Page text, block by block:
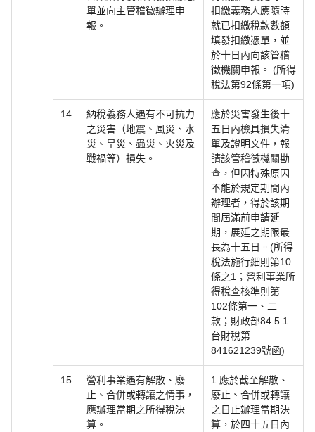
單並向主管稽徵辦理申
報。
扣繳義務人應隨時
就已扣繳稅款數額
填發扣繳憑單，並
於十日內向該管稽
徵機關申報。 (所得
稅法第92條第一項)
14
納稅義務人遇有不可抗力
之災害（地震、風災、水
災、旱災、蟲災、火災及
戰禍等）損失。
應於災害發生後十
五日內檢具損失清
單及證明文件，報
請該管稽徵機關勘
查，但因特殊原因
不能於規定期間內
辦理者，得於該期
間屆滿前申請延
期，展延之期限最
長為十五日。(所得
稅法施行細則第10
條之1；營利事業所
得稅查核準則第
102條第一、二
款；財政部84.5.1.
台財稅第
841621239號函)
15
營利事業遇有解散、廢
止、合併或轉讓之情事，
應辦理當期之所得稅決
算。
1.應於截至解散、
廢止、合併或轉讓
之日止辦理當期決
算，於四十五日內